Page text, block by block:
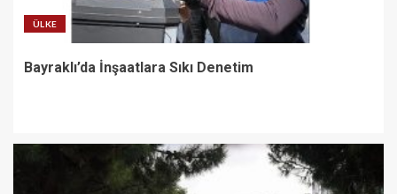
ÜLKE
Bayraklı’da İnşaatlara Sıkı Denetim